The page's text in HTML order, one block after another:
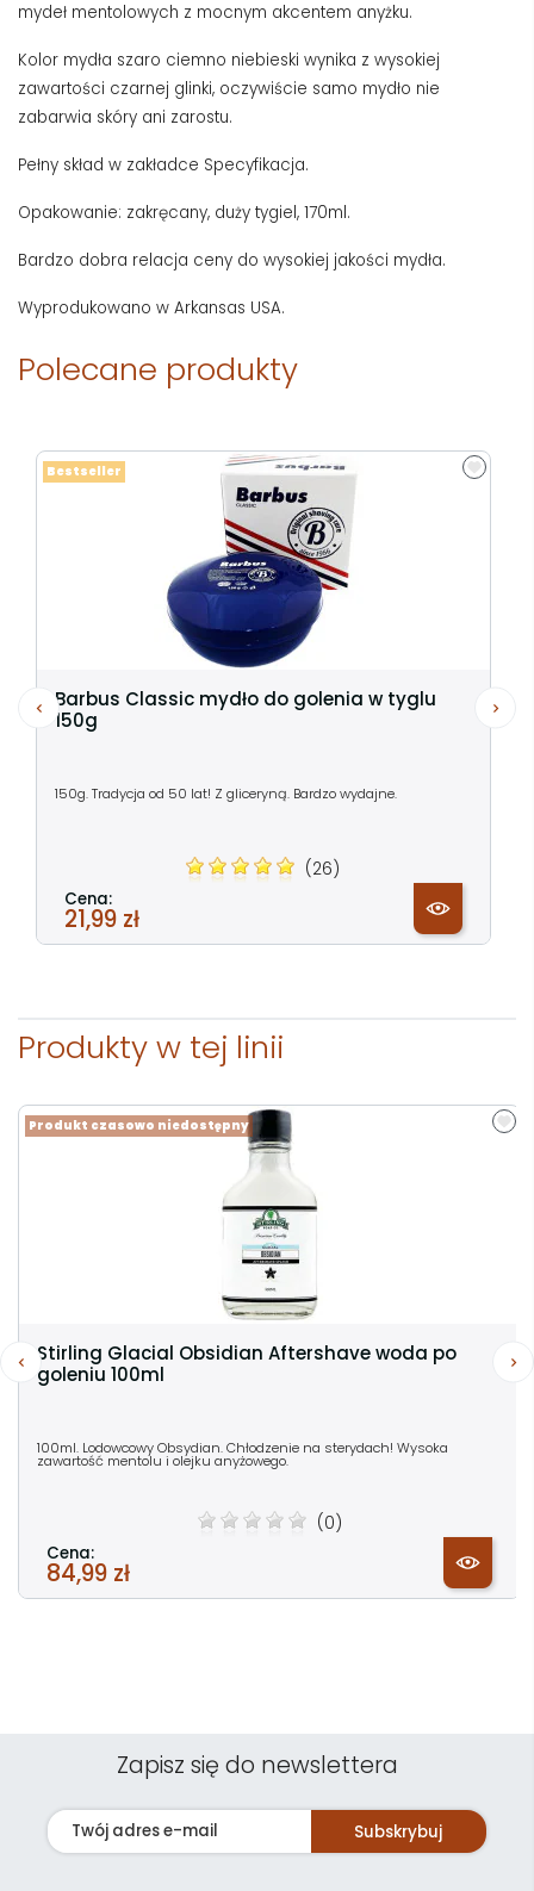
mydeł mentolowych z mocnym akcentem anyżku.
Kolor mydła szaro ciemno niebieski wynika z wysokiej
zawartości czarnej glinki, oczywiście samo mydło nie
zabarwia skóry ani zarostu.
Pełny skład w zakładce Specyfikacja.
Opakowanie: zakręcany, duży tygiel, 170ml.
Bardzo dobra relacja ceny do wysokiej jakości mydła.
Wyprodukowano w Arkansas USA.
Polecane produkty
Barbus Classic mydło do golenia w tyglu
150g
150g. Tradycja od 50 lat! Z gliceryną. Bardzo wydajne.
(26)
Cena:
21,99 zł
Bestseller
Produkty w tej linii
Stirling Glacial Obsidian Aftershave woda po
goleniu 100ml
100ml. Lodowcowy Obsydian. Chłodzenie na sterydach! Wysoka
zawartość mentolu i olejku anyżowego.
(0)
Cena:
84,99 zł
Produkt czasowo niedostępny
Zapisz się do newslettera
Subskrybuj